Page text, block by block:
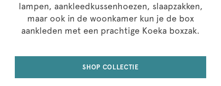
lampen, aankleedkussenhoezen, slaapzakken,
maar ook in de woonkamer kun je de box
aankleden met een prachtige Koeka boxzak.
SHOP COLLECTIE